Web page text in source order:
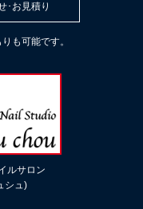
･お見積り
も可能です。
ルサロン
シュ)